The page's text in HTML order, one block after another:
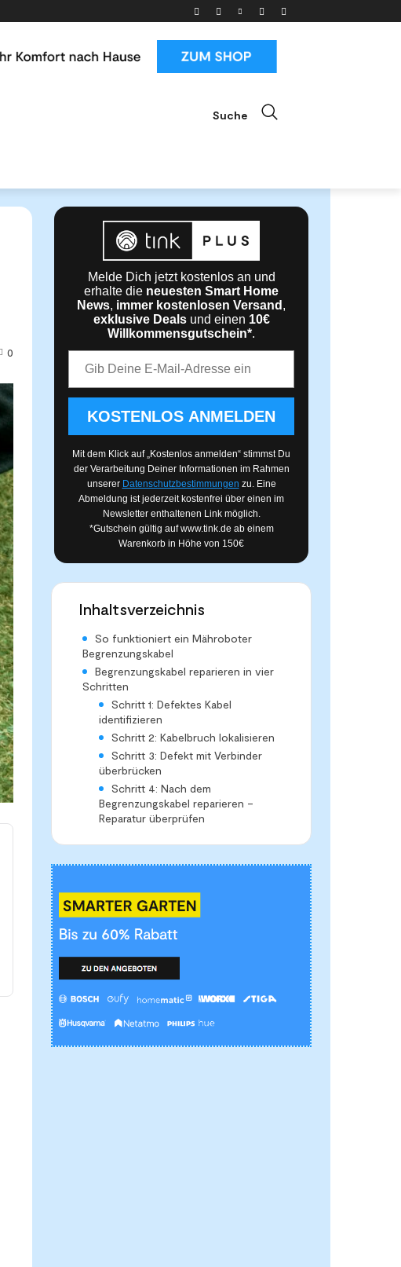
Suche
0
Melde Dich jetzt kostenlos an und
erhalte die neuesten Smart Home
News, immer kostenlosen Versand ,
exklusive Dealsund einen 10€
Willkommensgutschein*.
KOSTENLOS ANMELDEN
Mit dem Klick auf „Kostenlos anmelden“ stimmst Du
der Verarbeitung Deiner Informationen im Rahmen
unserer Datenschutzbestimmungen zu. Eine
Abmeldung ist jederzeit kostenfrei über einen im
Newsletter enthaltenen Link möglich.
*Gutschein gültig aufwww.tink.de ab einem
Warenkorb in Höhe von 150€
Inhaltsverzeichnis
So funktioniert ein Mähroboter
Begrenzungskabel
Begrenzungskabel reparieren in vier
Schritten
Schritt 1: Defektes Kabel
identifizieren
Schritt 2: Kabelbruch lokalisieren
Schritt 3: Defekt mit Verbinder
überbrücken
Schritt 4: Nach dem
Begrenzungskabel reparieren –
Reparatur überprüfen